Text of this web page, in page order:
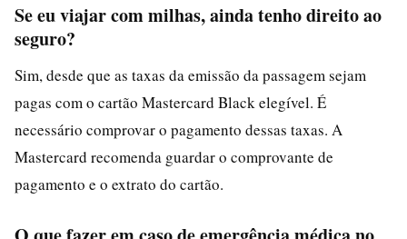
Se eu viajar com milhas, ainda tenho direito ao
seguro?
Sim, desde que as taxas da emissão da passagem sejam
pagas com o cartão Mastercard Black elegível. É
necessário comprovar o pagamento dessas taxas. A
Mastercard recomenda guardar o comprovante de
pagamento e o extrato do cartão.